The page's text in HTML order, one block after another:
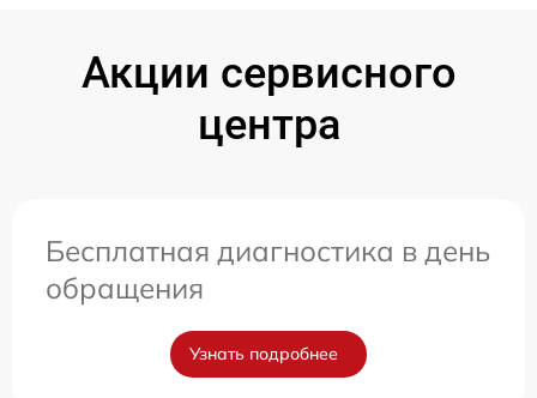
Акции сервисного
центра
Бесплатная диагностика в день
обращения
Узнать подробнее